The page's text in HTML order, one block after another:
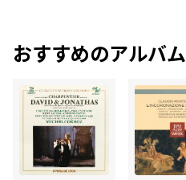
おすすめのアルバム